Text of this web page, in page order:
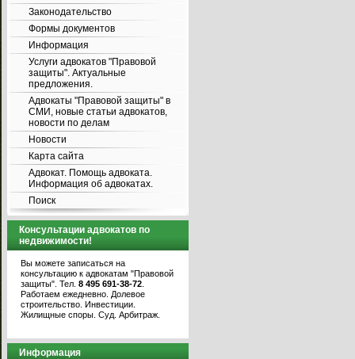
Законодательство
Формы документов
Информация
Услуги адвокатов "Правовой
защиты". Актуальные
предложения.
Адвокаты "Правовой защиты" в
СМИ, новые статьи адвокатов,
новости по делам
Новости
Карта сайта
Адвокат. Помощь адвоката.
Информация об адвокатах.
Поиск
Консультации адвокатов по
недвижимости!
Вы можете записаться на
консультацию к адвокатам "Правовой
защиты". Тел. 8 495 691-38-72
Работаем ежедневно. Долевое
строительство. Инвестиции.
Жилищные споры. Суд. Арбитраж.
Информация